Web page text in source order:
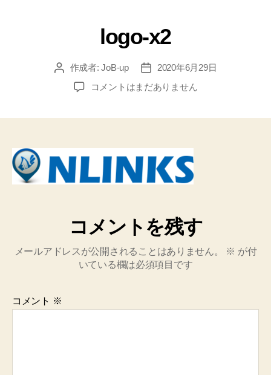
logo-x2
作成者:JoB-up
2020年6月29日
コメントはまだありません
コメントを残す
メールアドレスが公開されることはありません。 ※ が付
いている欄は必須項目です
コメント ※